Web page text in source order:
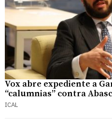
Vox abre expediente a
“calumnias” contra
ICAL